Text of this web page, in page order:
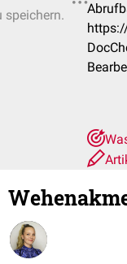
speichern.